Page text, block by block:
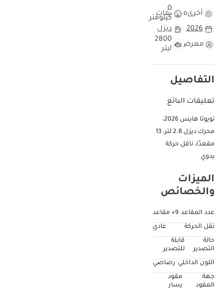
أخرىمواصفات
0
كيلومتر
2026
ديزل
معرض
2800
ليتر
التفاصيل
تعليقات البائع
تويوتا هايس 2026،
محرك ديزل 2.8 لتر، 13
مقعدًا، ناقل حركة
يدوي
الميزات
والخصائص
عدد المقاعد 9+ مقاعد
نقل الحركة
عادي
حالة
التصدير
قابلة
للتصدير
اللون الداخلي رصاصي
جهة
المقود
مقود
يسار